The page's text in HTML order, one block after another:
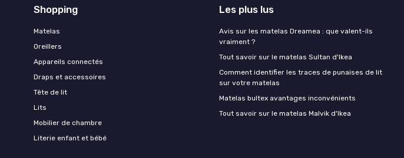
Shopping
Matelas
Oreillers
Appareils connectés
Draps et accessoires
Tête de lit
Lits
Mobilier de chambre
Literie enfant et bébé
Les plus lus
Avis sur les matelas Dreamea : que valent-ils
vraiment ?
Tout savoir sur le matelas Sultan d'Ikea
Comment identifier les traces de punaises de lit
sur votre matelas
Matelas bultex avantages inconvénients
Tout savoir sur le matelas Malvik d'Ikea